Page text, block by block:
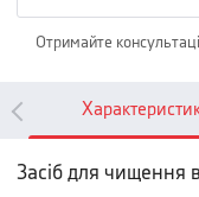
Отримайте
Засіб для чищення